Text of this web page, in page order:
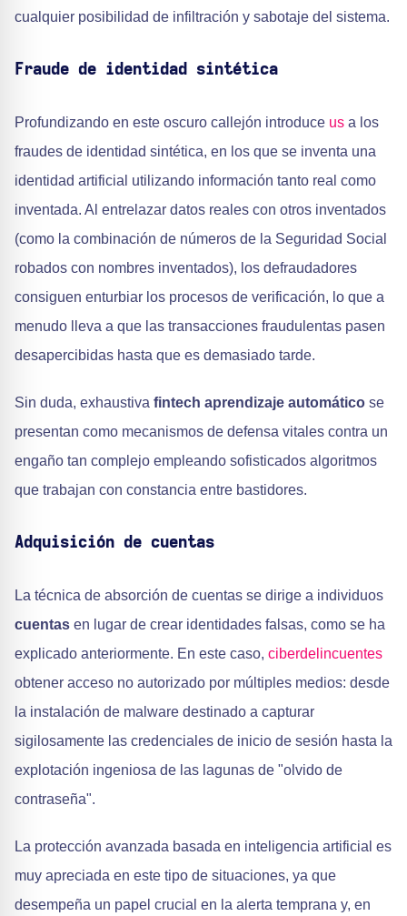
cualquier posibilidad de infiltración y sabotaje del sistema.
Fraude de identidad sintética
Profundizando en este oscuro callejón introduce us a los
fraudes de identidad sintética, en los que se inventa una
identidad artificial utilizando información tanto real como
inventada. Al entrelazar datos reales con otros inventados
(como la combinación de números de la Seguridad Social
robados con nombres inventados), los defraudadores
consiguen enturbiar los procesos de verificación, lo que a
menudo lleva a que las transacciones fraudulentas pasen
desapercibidas hasta que es demasiado tarde.
Sin duda, exhaustiva fintech aprendizaje automático se
presentan como mecanismos de defensa vitales contra un
engaño tan complejo empleando sofisticados algoritmos
que trabajan con constancia entre bastidores.
Adquisición de cuentas
La técnica de absorción de cuentas se dirige a individuos
cuentas en lugar de crear identidades falsas, como se ha
explicado anteriormente. En este caso, ciberdelincuentes
obtener acceso no autorizado por múltiples medios: desde
la instalación de malware destinado a capturar
sigilosamente las credenciales de inicio de sesión hasta la
explotación ingeniosa de las lagunas de "olvido de
contraseña".
La protección avanzada basada en inteligencia artificial es
muy apreciada en este tipo de situaciones, ya que
desempeña un papel crucial en la alerta temprana y, en